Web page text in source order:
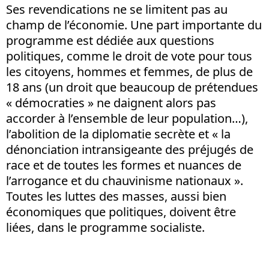
Ses revendications ne se limitent pas au
champ de l’économie. Une part importante du
programme est dédiée aux questions
politiques, comme le droit de vote pour tous
les citoyens, hommes et femmes, de plus de
18 ans (un droit que beaucoup de prétendues
« démocraties » ne daignent alors pas
accorder à l’ensemble de leur population…),
l’abolition de la diplomatie secrète et « la
dénonciation intransigeante des préjugés de
race et de toutes les formes et nuances de
l’arrogance et du chauvinisme nationaux ».
Toutes les luttes des masses, aussi bien
économiques que politiques, doivent être
liées, dans le programme socialiste.